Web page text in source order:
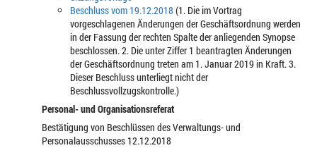
Beschluss vom 19.12.2018(1. Die im Vortrag
vorgeschlagenen Änderungen der Geschäftsordnung werden
in der Fassung der rechten Spalte der anliegenden Synopse
beschlossen. 2. Die unter Ziffer 1 beantragten Änderungen
der Geschäftsordnung treten am 1. Januar 2019 in Kraft. 3.
Dieser Beschluss unterliegt nicht der
Beschlussvollzugskontrolle.)
Personal- und Organisationsreferat
Bestätigung von Beschlüssen des Verwaltungs- und
Personalausschusses 12.12.2018